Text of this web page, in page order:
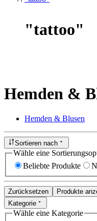
"tattoo"
Hemden &
Hemden & Blusen
Sortieren nach
Wähle eine
Beliebte Produkte
Zurücksetzen
Produkte
Kategorie
Wähle eine Kategorie